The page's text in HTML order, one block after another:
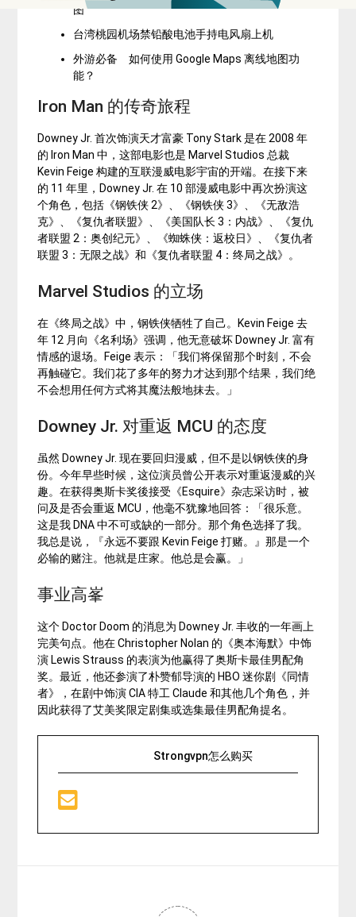
图
台湾桃园机场禁铅酸电池手持电风扇上机
外游必备 如何使用 Google Maps 离线地图功
能？
Iron Man 的传奇旅程
Downey Jr. 首次饰演天才富豪 Tony Stark 是在 2008 年
的 Iron Man 中，这部电影也是 Marvel Studios 总裁
Kevin Feige 构建的互联漫威电影宇宙的开端。在接下来
的 11 年里，Downey Jr. 在 10 部漫威电影中再次扮演这
个角色，包括《钢铁侠 2》、《钢铁侠 3》、《无敌浩
克》、《复仇者联盟》、《美国队长 3：内战》、《复仇
者联盟 2：奥创纪元》、《蜘蛛侠：返校日》、《复仇者
联盟 3：无限之战》和《复仇者联盟 4：终局之战》。
Marvel Studios 的立场
在《终局之战》中，钢铁侠牺牲了自己。Kevin Feige 去
年 12 月向《名利场》强调，他无意破坏 Downey Jr. 富有
情感的退场。Feige 表示：「我们将保留那个时刻，不会
再触碰它。我们花了多年的努力才达到那个结果，我们绝
不会想用任何方式将其魔法般地抹去。」
Downey Jr. 对重返 MCU 的态度
虽然 Downey Jr. 现在要回归漫威，但不是以钢铁侠的身
份。今年早些时候，这位演员曾公开表示对重返漫威的兴
趣。在获得奥斯卡奖後接受《Esquire》杂志采访时，被
问及是否会重返 MCU，他毫不犹豫地回答：「很乐意。
这是我 DNA 中不可或缺的一部分。那个角色选择了我。
我总是说，『永远不要跟 Kevin Feige 打赌。』那是一个
必输的赌注。他就是庄家。他总是会赢。」
事业高峯
这个 Doctor Doom 的消息为 Downey Jr. 丰收的一年画上
完美句点。他在 Christopher Nolan 的《奥本海默》中饰
演 Lewis Strauss 的表演为他赢得了奥斯卡最佳男配角
奖。最近，他还参演了朴赞郁导演的 HBO 迷你剧《同情
者》，在剧中饰演 CIA 特工 Claude 和其他几个角色，并
因此获得了艾美奖限定剧集或选集最佳男配角提名。
Strongvpn怎么购买